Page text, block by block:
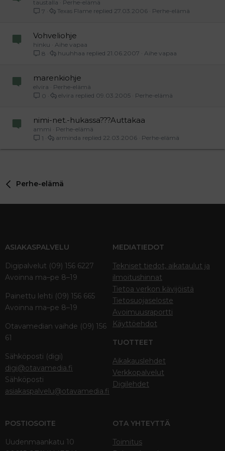
taustalla
Perhe-elämä
7
Perhe-elämä
27.03.2006
Texas Flame
Vohveliohje
hinku
Aihe vapaa
8
Aihe vapaa
21.06.2007
huuhhaa
marenkiohje
elvira
Perhe-elämä
0
Perhe-elämä
09.03.2005
elvira
nimi-net.-hukassa???Auttakaa
ammi
Perhe-elämä
1
Perhe-elämä
22.03.2006
arminda
Perhe-elämä
ASIAKASPALVELU
Digipalvelut (09) 156 6227
Avoinna ma–pe 8–19
Painettu lehti (09) 156 665
Avoinna ma–pe 8–19
Otavamedian vaihde (09) 156
61
Sähköposti (digi)
digi@otavamedia.fi
Sähköposti
asiakaspalvelu@otavamedia.fi
MEDIATIEDOT
Tekniset tiedot, aikataulut ja
ilmoitushinnat
Tietoa verkon kävijöistä
Tietosuojaseloste
Avoimuusraportti
Käyttöehdot
TUOTTEET
Aikakauslehdet
Verkkopalvelut
Digilehdet
POSTIOSOITE
Uudenmaankatu 10
OTA YHTEYTTÄ
Toimitus